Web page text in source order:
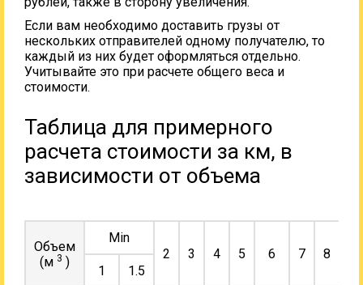
Если вам необходимо доставить грузы от
нескольких отправителей одному получателю, то
каждый из них будет оформляться отдельно.
Учитывайте это при расчете общего веса и
стоимости.
Таблица для примерного
расчета стоимости за км, в
зависимости от объема
Объем
(м 3 )
Min
2
3 4 5 6 7 8
1
1.5